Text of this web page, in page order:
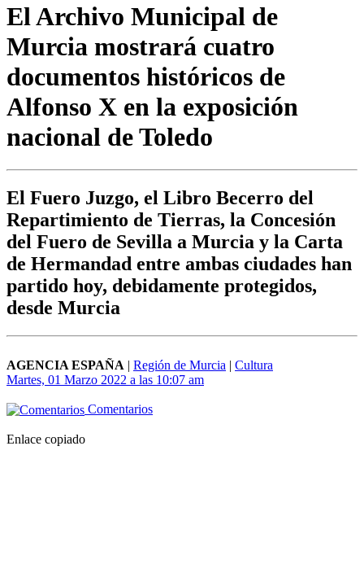
El Archivo Municipal de
Murcia mostrará cuatro
documentos históricos de
Alfonso X en la exposición
nacional de Toledo
El Fuero Juzgo, el Libro Becerro del
Repartimiento de Tierras, la Concesión
del Fuero de Sevilla a Murcia y la Carta
de Hermandad entre ambas ciudades han
partido hoy, debidamente protegidos,
desde Murcia
AGENCIA ESPAÑA | Región de Murcia | Cultura
Martes, 01 Marzo 2022 a las 10:07 am
Comentarios
Enlace copiado